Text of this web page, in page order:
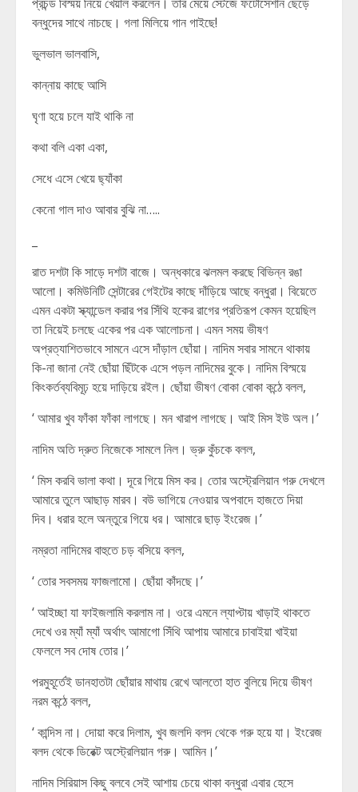
বন্ধুদের সাথে নাচছে। গলা মিলিয়ে গান গাইছে!
ভুলভাল ভালবাসি,
কান্নায় কাছে আসি
ঘৃণা হয়ে চলে যাই থাকি না
কথা বলি একা একা,
সেধে এসে খেয়ে ছ্যাঁকা
কেনো গাল দাও আবার বুঝি না…..
রাত দশটা কি সাড়ে দশটা বাজে। অন্ধকারে ঝলমল করছে বিভিন্ন রঙা
আলো। কমিউনিটি সেন্টারের গেইটের কাছে দাঁড়িয়ে আছে বন্ধুরা। বিয়েতে
এমন একটা স্ক্যান্ডেল করার পর সিঁথি হকের রাগের প্রতিরূপ কেমন হয়েছিল
তা নিয়েই চলছে একের পর এক আলোচনা। এমন সময় ভীষণ
অপ্রত্যাশিতভাবে সামনে এসে দাঁড়াল ছোঁয়া। নাদিম সবার সামনে থাকায়
কি-না জানা নেই ছোঁয়া ছিঁটকে এসে পড়ল নাদিমের বুকে। নাদিম বিস্ময়ে
কিংকর্তব্যবিমূঢ় হয়ে দাড়িয়ে রইল। ছোঁয়া ভীষণ বোকা বোকা কন্ঠে বলল,
‘ আমার খুব ফাঁকা ফাঁকা লাগছে। মন খারাপ লাগছে। আই মিস ইউ অল।’
নাদিম অতি দ্রুত নিজেকে সামলে নিল। ভ্রু কুঁচকে বলল,
‘ মিস করবি ভালা কথা। দূরে গিয়ে মিস কর। তোর অস্ট্রেলিয়ান গরু দেখলে
আমারে তুলে আছাড় মারব। বউ ভাগিয়ে নেওয়ার অপবাদে হাজতে দিয়া
দিব। ধরার হলে অন্তুরে গিয়ে ধর। আমারে ছাড় ইংরেজ।’
নম্রতা নাদিমের বাহুতে চড় বসিয়ে বলল,
‘ তোর সবসময় ফাজলামো। ছোঁয়া কাঁদছে।’
‘ আইচ্ছা যা ফাইজলামি করলাম না। ওরে এমনে ল্যাপ্টায় খাড়াই থাকতে
দেখে ওর ম্যাঁ ম্যাঁ অর্থাৎ আমাগো সিঁথি আপায় আমারে চাবাইয়া খাইয়া
ফেললে সব দোষ তোর।’
পরমুহূর্তেই ডানহাতটা ছোঁয়ার মাথায় রেখে আলতো হাত বুলিয়ে দিয়ে ভীষণ
নরম কন্ঠে বলল,
‘ কান্দিস না। দোয়া করে দিলাম, খুব জলদি বলদ থেকে গরু হয়ে যা। ইংরেজ
বলদ থেকে ডিরেক্ট অস্ট্রেলিয়ান গরু। আমিন।’
নাদিম সিরিয়াস কিছু বলবে সেই আশায় চেয়ে থাকা বন্ধুরা এবার হেসে